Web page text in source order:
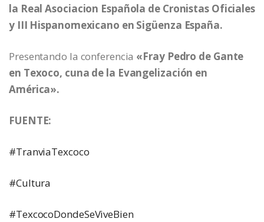
la Real Asociacion Española de Cronistas Oficiales
y III Hispanomexicano en Sigüenza España.
Presentando la conferencia «Fray Pedro de Gante
en Texoco, cuna de la Evangelización en
América».
FUENTE:
#TranviaTexcoco
#Cultura
#TexcocoDondeSeViveBien